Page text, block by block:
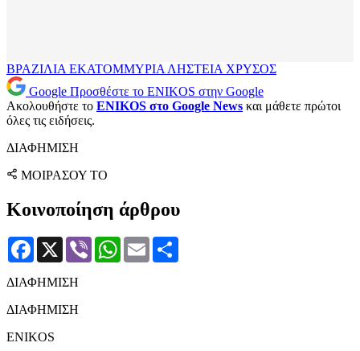
ΒΡΑΖΙΛΙΑ ΕΚΑΤΟΜΜΥΡΙΑ ΛΗΣΤΕΙΑ ΧΡΥΣΟΣ
Google Προσθέστε το ENIKOS στην Google
Ακολουθήστε το ENIKOS στο Google News και μάθετε πρώτοι
όλες τις ειδήσεις.
ΔΙΑΦΗΜΙΣΗ
ΜΟΙΡΑΣΟΥ ΤΟ
Κοινοποίηση άρθρου
Facebook
X Viber WhatsApp
Email
ΔΙΑΦΗΜΙΣΗ
ΔΙΑΦΗΜΙΣΗ
ENIKOS